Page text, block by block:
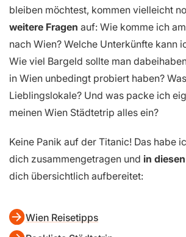
bleiben möchtest, kommen vielleicht
weitere Fragen auf: Wie komme ich
nach Wien? Welche Unterkünfte kann
Wie viel Bargeld sollte man
in Wien unbedingt probiert haben?
Lieblingslokale? Und was packe ich
meinen Wien Städtetrip alles ein?
Keine Panik auf der Titanic! Das habe
dich zusammengetragen und in
dich übersichtlich aufbereitet:
Wien Reisetipps